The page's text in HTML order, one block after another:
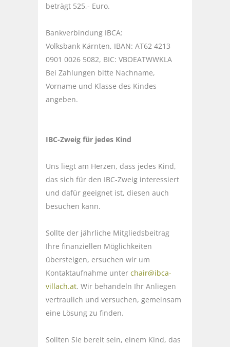
beträgt 525,- Euro.
Bankverbindung IBCA:
Volksbank Kärnten, IBAN: AT62 4213
0901 0026 5082, BIC: VBOEATWWKLA
Bei Zahlungen bitte Nachname,
Vorname und Klasse des Kindes
angeben.
IBC-Zweig für jedes Kind
Uns liegt am Herzen, dass jedes Kind,
das sich für den IBC-Zweig interessiert
und dafür geeignet ist, diesen auch
besuchen kann.
Sollte der jährliche Mitgliedsbeitrag
Ihre finanziellen Möglichkeiten
übersteigen, ersuchen wir um
Kontaktaufnahme unter chair@ibca-
villach.at. Wir behandeln Ihr Anliegen
vertraulich und versuchen, gemeinsam
eine Lösung zu finden.
Sollten Sie bereit sein, einem Kind, das